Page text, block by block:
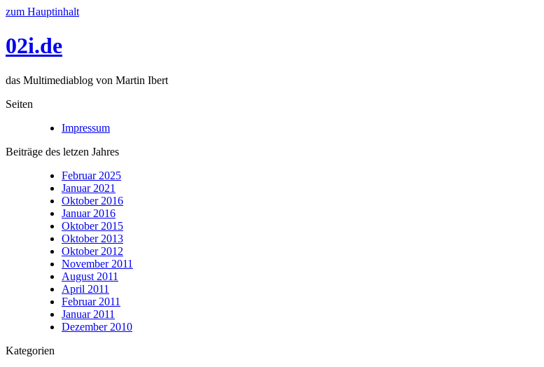
zum Hauptinhalt
02i.de
das Multimediablog von Martin Ibert
Seiten
Impressum
Beiträge des letzen Jahres
Februar 2025
Januar 2021
Oktober 2016
Januar 2016
Oktober 2015
Oktober 2013
Oktober 2012
November 2011
August 2011
April 2011
Februar 2011
Januar 2011
Dezember 2010
Kategorien